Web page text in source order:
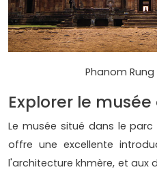
Phanom
Explorer le
Le musée situé dans le
offre une excellente
l'architecture khmère, et aux